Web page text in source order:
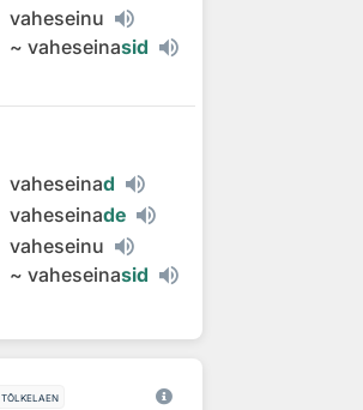
vaheseinu
~ vaheseinasid
vaheseinad
vaheseinade
vaheseinu
~ vaheseinasid
tõlkelaen